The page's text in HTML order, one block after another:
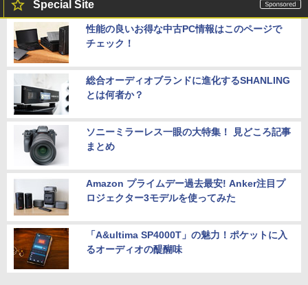
Special Site
性能の良いお得な中古PC情報はこのページで
チェック！
総合オーディオブランドに進化するSHANLING
とは何者か？
ソニーミラーレス一眼の大特集！ 見どころ記事
まとめ
Amazon プライムデー過去最安! Anker注目プ
ロジェクター3モデルを使ってみた
「A&ultima SP4000T」の魅力！ポケットに入
るオーディオの醍醐味